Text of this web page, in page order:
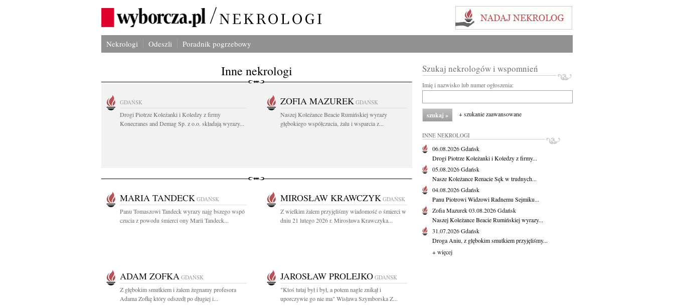
Nekrologi Odeszli Poradnik pogrzebowy
Inne nekrologi
GDAŃSK
Drogi Piotrze Koleżanki i Koledzy z firmy
Konecranes and Demag Sp. z o.o. składają wyrazy...
ZOFIA MAZUREK GDAŃSK
Naszej Koleżance Beacie Rumińskiej wyrazy
głębokiego współczucia, żalu i wsparcia z...
MARIA TANDECK GDAŃSK
Panu Tomaszowi Tandeck wyrazy najg bszego wspó
czucia z powodu śmierci ony Marii Tandeck...
MIROSŁAW KRAWCZYK GDAŃSK
Z wielkim żalem przyjęliśmy wiadomość o śmierci w
dniu 21 lutego 2026 r. Mirosława Krawczyka...
ADAM ZOFKA GDAŃSK
Z głębokim smutkiem i żalem żegnamy profesora
Adama Zofkę który odszedł po długiej i...
JAROSŁAW PROLEJKO GDAŃSK
"Ktoś tutaj był i był, a potem nagle znikął i
uporczywie go nie ma" Wisława Szymborska Z...
Szukaj nekrologów i wspomnień
Imię i nazwisko lub numer ogłoszenia:
+ szukanie zaawansowane
INNE NEKROLOGI
06.08.2026Gdańsk
Drogi Piotrze Koleżanki i Koledzy z firmy...
05.08.2026Gdańsk
Nasze Koleżance Renacie Sęk w trudnych...
04.08.2026Gdańsk
Panu Piotrowi Widzowi Radnemu Sejmiku...
Zofia Mazurek03.08.2026Gdańsk
Naszej Koleżance Beacie Rumińskiej wyrazy...
31.07.2026Gdańsk
Droga Aniu, z głębokim smutkiem przyjęliśmy...
+ więcej